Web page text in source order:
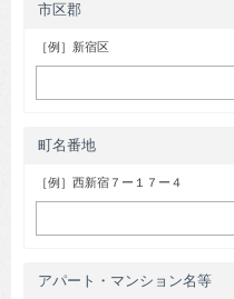
市区郡
［例］新宿区
町名番地
［例］西新宿７ー１７ー４
アパート・マンション名等